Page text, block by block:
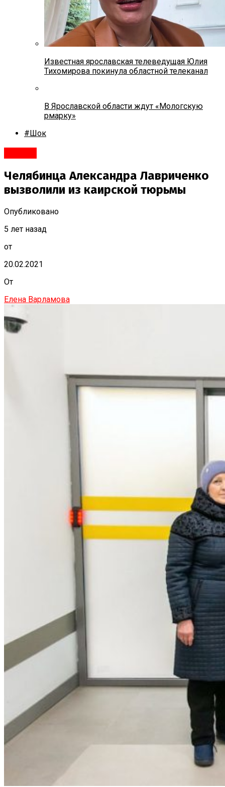
Известная ярославская телеведущая Юлия
Тихомирова покинула областной телеканал
В Ярославской области ждут «Мологскую
рмарку»
#Шок
Челябинца Александра Лавриченко
вызволили из каирской тюрьмы
Опубликовано
5 лет назад
от
20.02.2021
От
Елена Варламова